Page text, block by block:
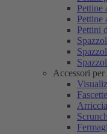
Pettine
Pettine
Pettini
Accessori per